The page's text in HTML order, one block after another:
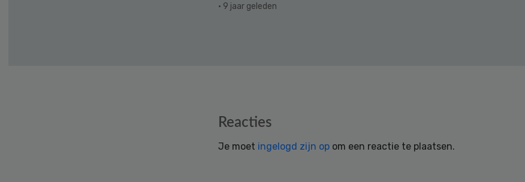
· 9 jaar geleden
Reacties
Je moet ingelogd zijn op om een reactie te plaatsen.